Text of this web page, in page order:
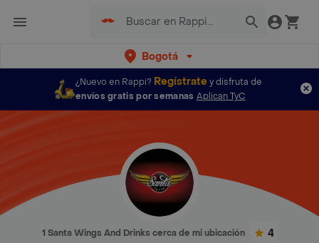
Bogotá
¿Nuevo en Rappi? Regístratey disfruta de
envíos gratis por semanas Aplican TyC
1 Santa Wings And Drinks cerca de mi ubicación 4